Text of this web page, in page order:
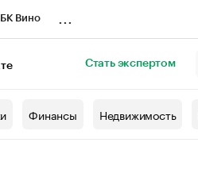
Вино
Стать экспертом
Финансы Недвижимость